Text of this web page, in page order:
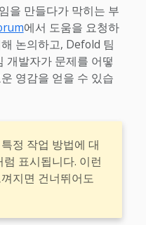
을 만들다가 막히는 부
에서 도움을 요청하
논의하고, Defold 팀
개발자가 문제를 어떻
영감을 얻을 수 있습
정 작업 방법에 대
표시됩니다. 이런
지면 건너뛰어도